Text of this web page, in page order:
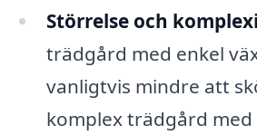
Störrelse och
trädgård med enkel
vanligtvis mindre att
komplex trädgård med